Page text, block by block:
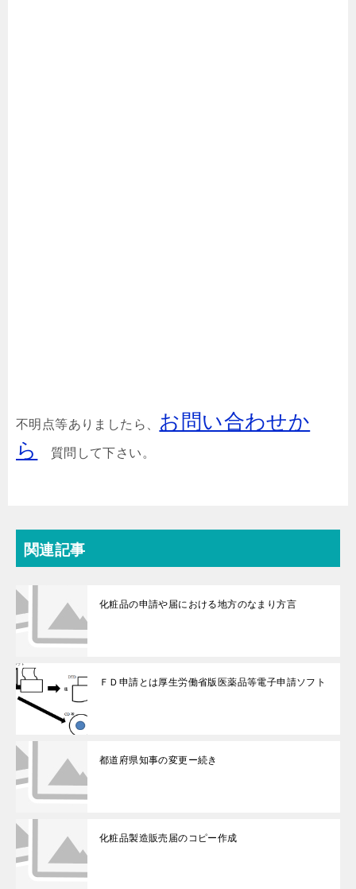
不明点等ありましたら、 お問い合わせか
ら
質問して下さい。
関連記事
化粧品の申請や届における地方のなまり方言
ＦＤ申請とは厚生労働省版医薬品等電子申請ソフト
都道府県知事の変更ー続き
化粧品製造販売届のコピー作成